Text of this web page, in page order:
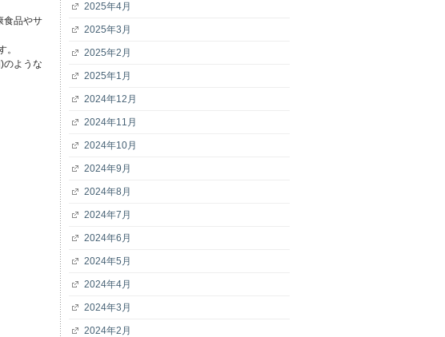
食品やサ
。
のような
2025年4月
2025年3月
2025年2月
2025年1月
2024年12月
2024年11月
2024年10月
2024年9月
2024年8月
2024年7月
2024年6月
2024年5月
2024年4月
2024年3月
2024年2月